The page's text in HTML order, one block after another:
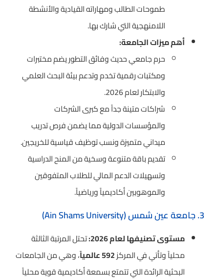
طموحات الطالب ومهاراته القيادية والأنشطة
اللامنهجية التي شارك بها.
أهم ميزات الجامعة:
حرم جامعي حديث وفائق التطور يضم مختبرات
ومكتبات رقمية تخدم وتدعم بيئة البحث العلمي
والابتكار لعام 2026.
شراكات متينة جداً مع كبرى الشركات
والمؤسسات الدولية مما يضمن فرص تدريب
ميداني متميزة ونسب توظيف قياسية للخريجين.
تقديم باقة متنوعة وسخية من المنح الدراسية
وتسهيلات الدعم المالي للطلاب المتفوقين
والموهوبين أكاديمياً ورياضياً.
3. جامعة عين شمس (Ain Shams University)
مستوى تصنيفها لعام 2026:
تحتل المرتبة الثالثة
محلياً وتأتي في المركز592 عالمياً
، وهي من الجامعات
البحثية الرائدة التي تتمتع بسمعة أكاديمية قوية محلياً